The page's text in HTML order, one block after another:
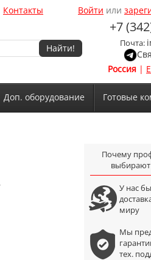
Контакты
+7
Россия |
Почта:
Найти!
Войти или
Доп. оборудование Готовые
Почему
выбирают
У нас
миру
Мы
тех.